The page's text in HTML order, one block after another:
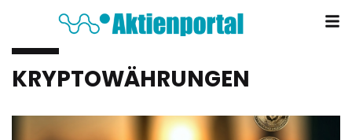
KRYPTOWÄHRUNGEN